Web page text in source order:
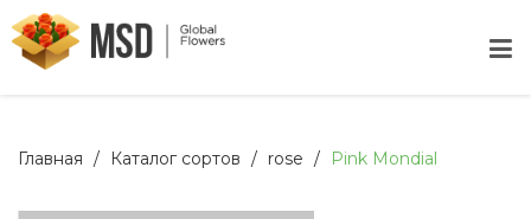
Главная Каталог сортов rose Pink Mondial